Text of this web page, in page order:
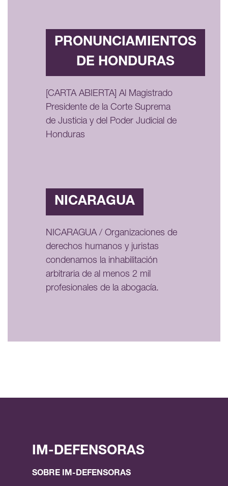
PRONUNCIAMIENTOS
DE HONDURAS
[CARTA ABIERTA] Al Magistrado
Presidente de la Corte Suprema
de Justicia y del Poder Judicial de
Honduras
NICARAGUA
NICARAGUA / Organizaciones de
derechos humanos y juristas
condenamos la inhabilitación
arbitraria de al menos 2 mil
profesionales de la abogacía.
IM-DEFENSORAS
SOBRE IM-DEFENSORAS